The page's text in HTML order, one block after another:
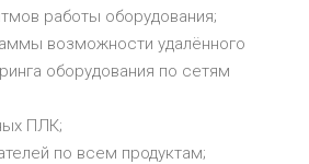
работы оборудования;
возможности удалённого
оборудования по сетям
ПЛК;
по всем продуктам;